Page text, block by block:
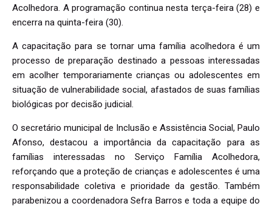
Acolhedora. A programação continua nesta terça-feira (28) e
encerra na quinta-feira (30).
A capacitação para se tornar uma família acolhedora é um
processo de preparação destinado a pessoas interessadas
em acolher temporariamente crianças ou adolescentes em
situação de vulnerabilidade social, afastados de suas famílias
biológicas por decisão judicial.
O secretário municipal de Inclusão e Assistência Social, Paulo
Afonso, destacou a importância da capacitação para as
famílias interessadas no Serviço Família Acolhedora,
reforçando que a proteção de crianças e adolescentes é uma
responsabilidade coletiva e prioridade da gestão. Também
parabenizou a coordenadora Sefra Barros e toda a equipe do